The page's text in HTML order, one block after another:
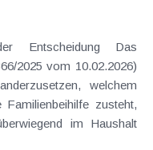
Das
2025 vom 10.02.2026)
welchem
zusteht,
im Haushalt